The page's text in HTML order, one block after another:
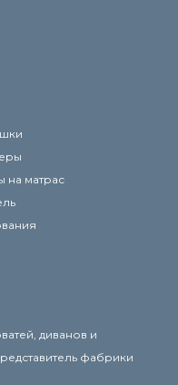
на матрас
диванов и
фабрики